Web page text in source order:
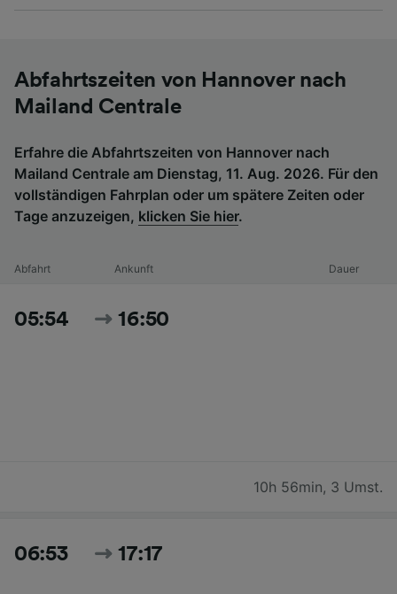
Abfahrtszeiten von Hannover nach
Mailand Centrale
Erfahre die Abfahrtszeiten von Hannover nach
Mailand Centrale am Dienstag, 11. Aug. 2026. Für den
vollständigen Fahrplan oder um spätere Zeiten oder
Tage anzuzeigen, klicken Sie hier.
Abfahrt Ankunft Dauer
05:54 16:50
10h 56min, 3 Umst.
06:53 17:17